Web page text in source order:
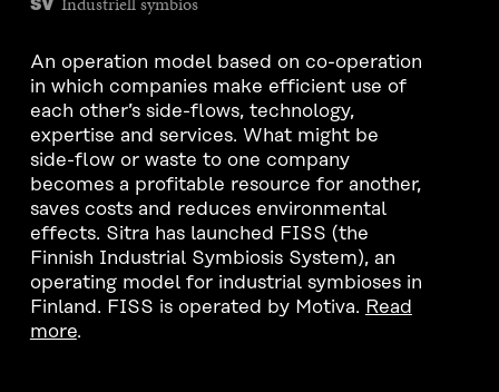
SV
An operation model based on co-operation
in which companies make efficient use of
each other’s side-flows, technology,
expertise and services. What might be
side-flow or waste to one company
becomes a profitable resource for another,
saves costs and reduces environmental
effects. Sitra has launched FISS (the
Finnish Industrial Symbiosis System), an
operating model for industrial symbioses in
Finland. FISS is operated by Motiva. Read
more.